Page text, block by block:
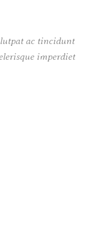
ac tincidunt
imperdiet